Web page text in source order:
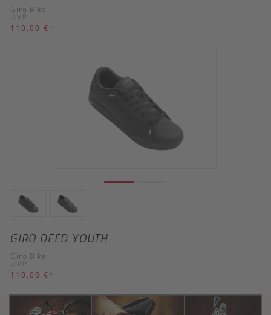
Giro Bike
UVP
110,00 € *
GIRO DEED YOUTH
Giro Bike
UVP
110,00 € *